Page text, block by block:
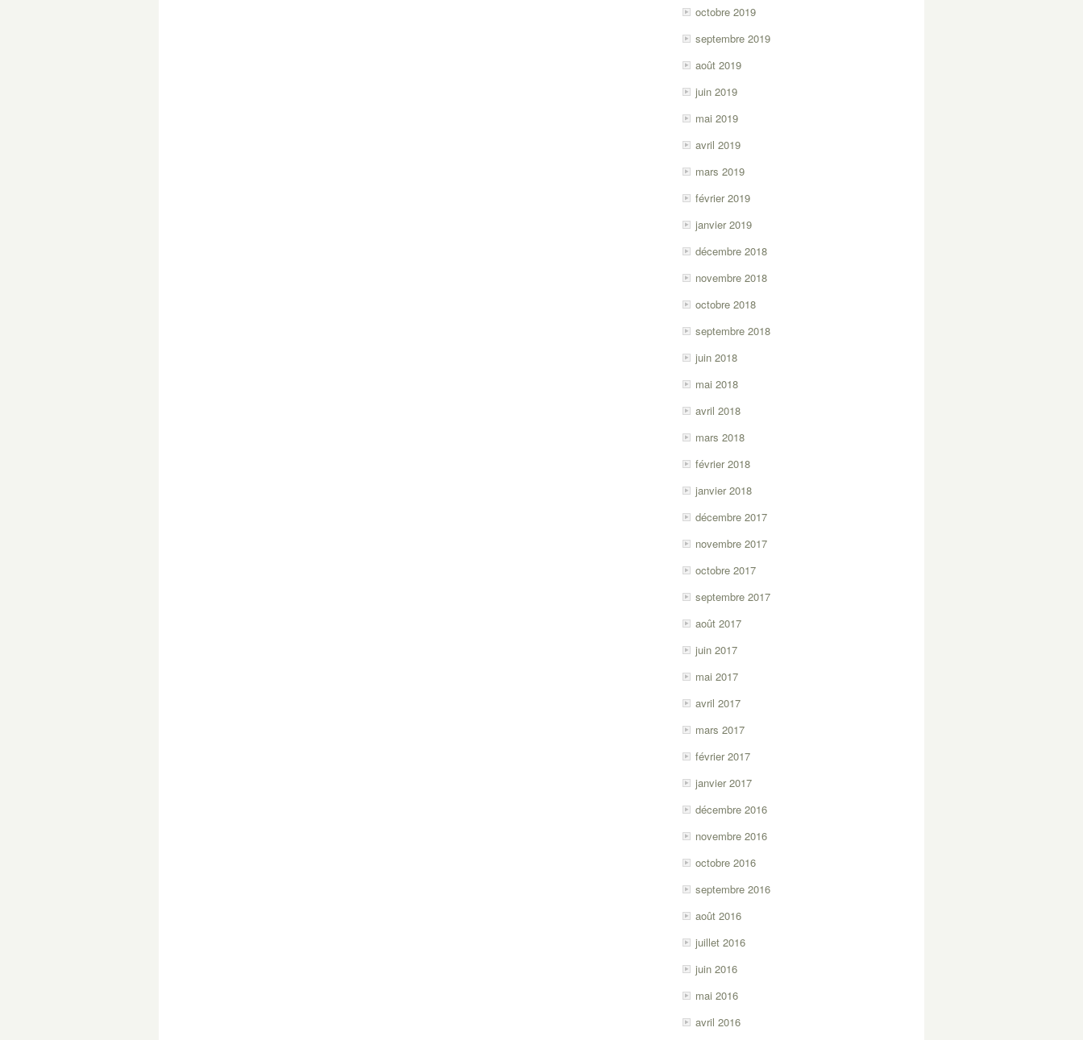
octobre 2019
septembre 2019
août 2019
juin 2019
mai 2019
avril 2019
mars 2019
février 2019
janvier 2019
décembre 2018
novembre 2018
octobre 2018
septembre 2018
juin 2018
mai 2018
avril 2018
mars 2018
février 2018
janvier 2018
décembre 2017
novembre 2017
octobre 2017
septembre 2017
août 2017
juin 2017
mai 2017
avril 2017
mars 2017
février 2017
janvier 2017
décembre 2016
novembre 2016
octobre 2016
septembre 2016
août 2016
juillet 2016
juin 2016
mai 2016
avril 2016